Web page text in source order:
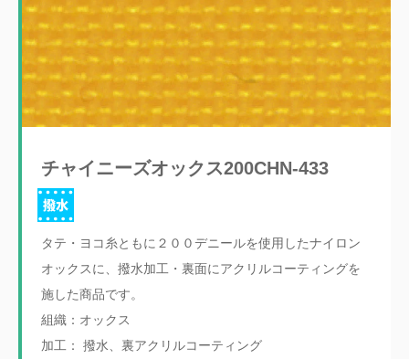
チャイニーズオックス200CHN-433
タテ・ヨコ糸ともに２００デニールを使用したナイロン
オックスに、撥水加工・裏面にアクリルコーティングを
施した商品です。
組織：オックス
加工： 撥水、裏アクリルコーティング